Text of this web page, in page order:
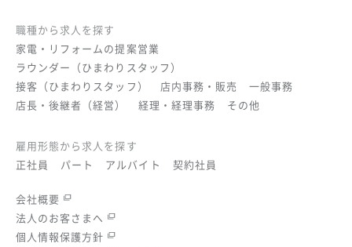
会社概要
法人のお客さまへ
個人情報保護方針
職種から求人を探す
家電・リフォームの提案営業
ラウンダー（ひまわりスタッフ）
接客（ひまわりスタッフ）
店内事務・販売
一般事務
店長・後継者（経営）
経理・経理事務 その他
雇用形態から求人を探す
正社員
パート アルバイト 契約社員